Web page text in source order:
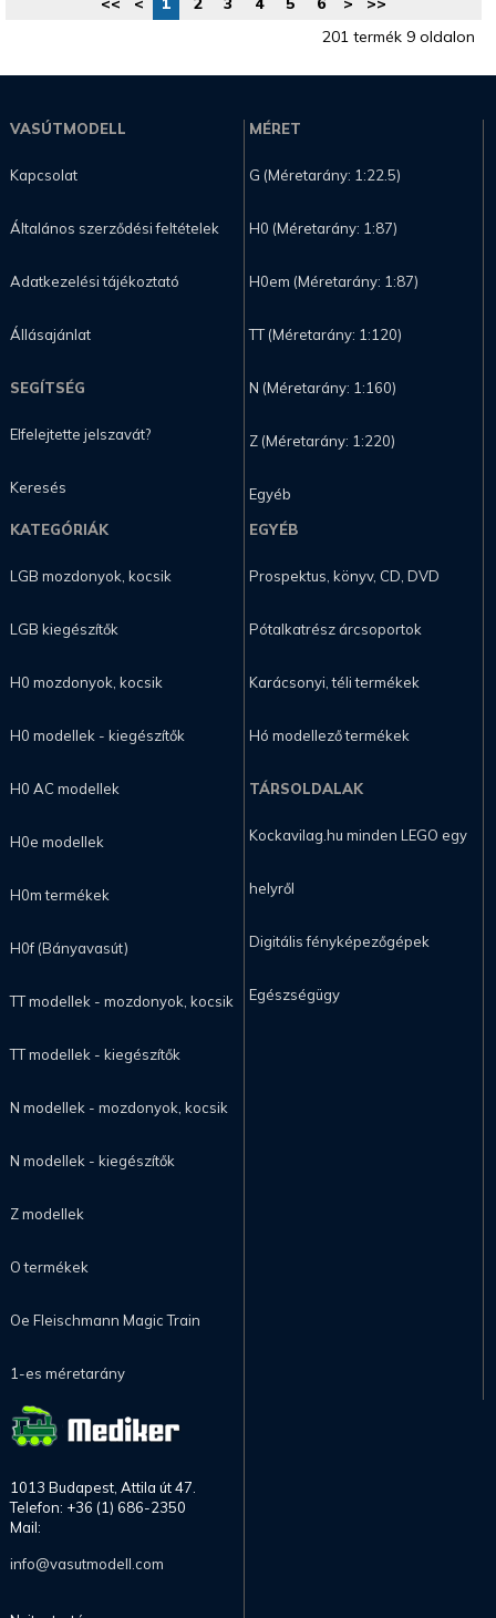
201 termék 9 oldalon
VASÚTMODELL
Kapcsolat
Általános szerződési feltételek
Adatkezelési tájékoztató
Állásajánlat
SEGÍTSÉG
Elfelejtette jelszavát?
Keresés
MÉRET
G (Méretarány: 1:22.5)
H0 (Méretarány: 1:87)
H0em (Méretarány: 1:87)
TT (Méretarány: 1:120)
N (Méretarány: 1:160)
Z (Méretarány: 1:220)
Egyéb
KATEGÓRIÁK
LGB mozdonyok, kocsik
LGB kiegészítők
H0 mozdonyok, kocsik
H0 modellek - kiegészítők
H0 AC modellek
H0e modellek
H0m termékek
H0f (Bányavasút)
TT modellek - mozdonyok, kocsik
TT modellek - kiegészítők
N modellek - mozdonyok, kocsik
N modellek - kiegészítők
Z modellek
O termékek
Oe Fleischmann Magic Train
1-es méretarány
EGYÉB
Prospektus, könyv, CD, DVD
Pótalkatrész árcsoportok
Karácsonyi, téli termékek
Hó modellező termékek
TÁRSOLDALAK
Kockavilag.hu minden LEGO egy
helyről
Digitális fényképezőgépek
Egészségügy
1013 Budapest, Attila út 47.
Telefon: +36 (1) 686-2350
Mail:
info@vasutmodell.com